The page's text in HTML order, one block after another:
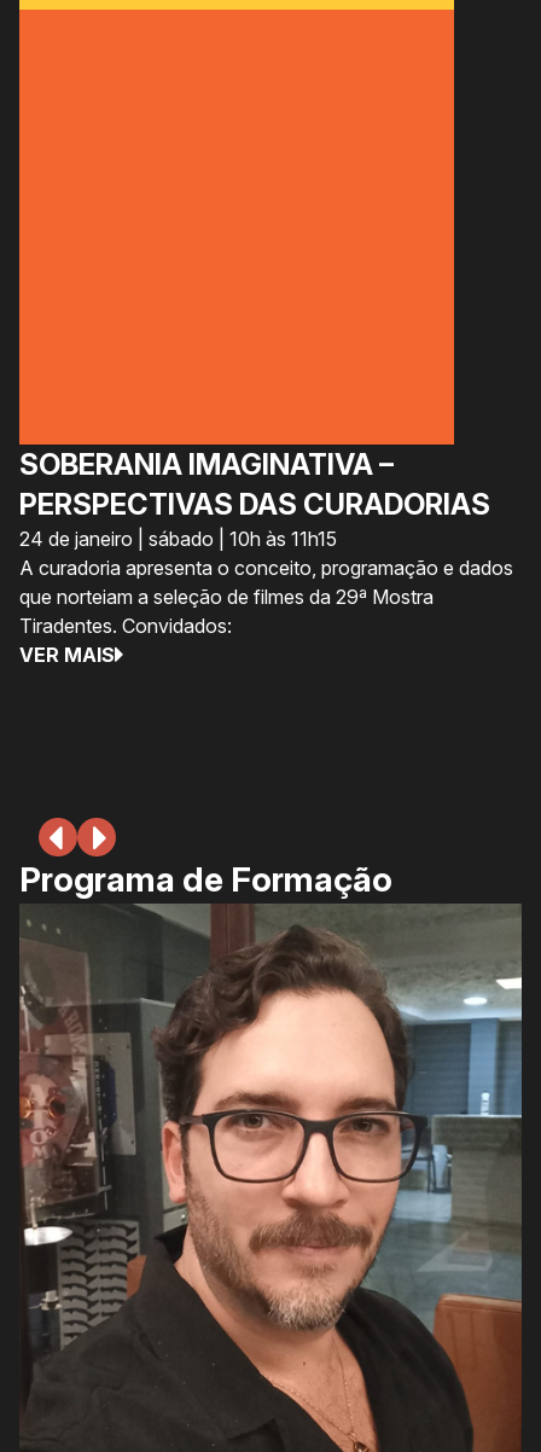
SOBERANIA IMAGINATIVA –
PERSPECTIVAS DAS CURADORIAS
24 de janeiro | sábado | 10h às 11h15
A curadoria apresenta o conceito, programação e dados
que norteiam a seleção de filmes da 29ª Mostra
Tiradentes. Convidados:
VER MAIS
Programa de Formação